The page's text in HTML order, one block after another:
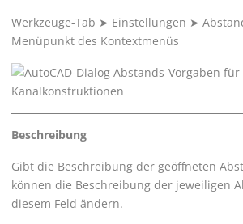
Werkzeuge-Tab ➤ Einstellungen ➤
Menüpunkt des Kontextmenüs
Beschreibung
Gibt die Beschreibung der geöffneten
können die Beschreibung der jeweiligen
diesem Feld ändern.